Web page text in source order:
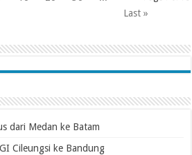
Last »
dari Medan ke Batam
Cileungsi ke Bandung